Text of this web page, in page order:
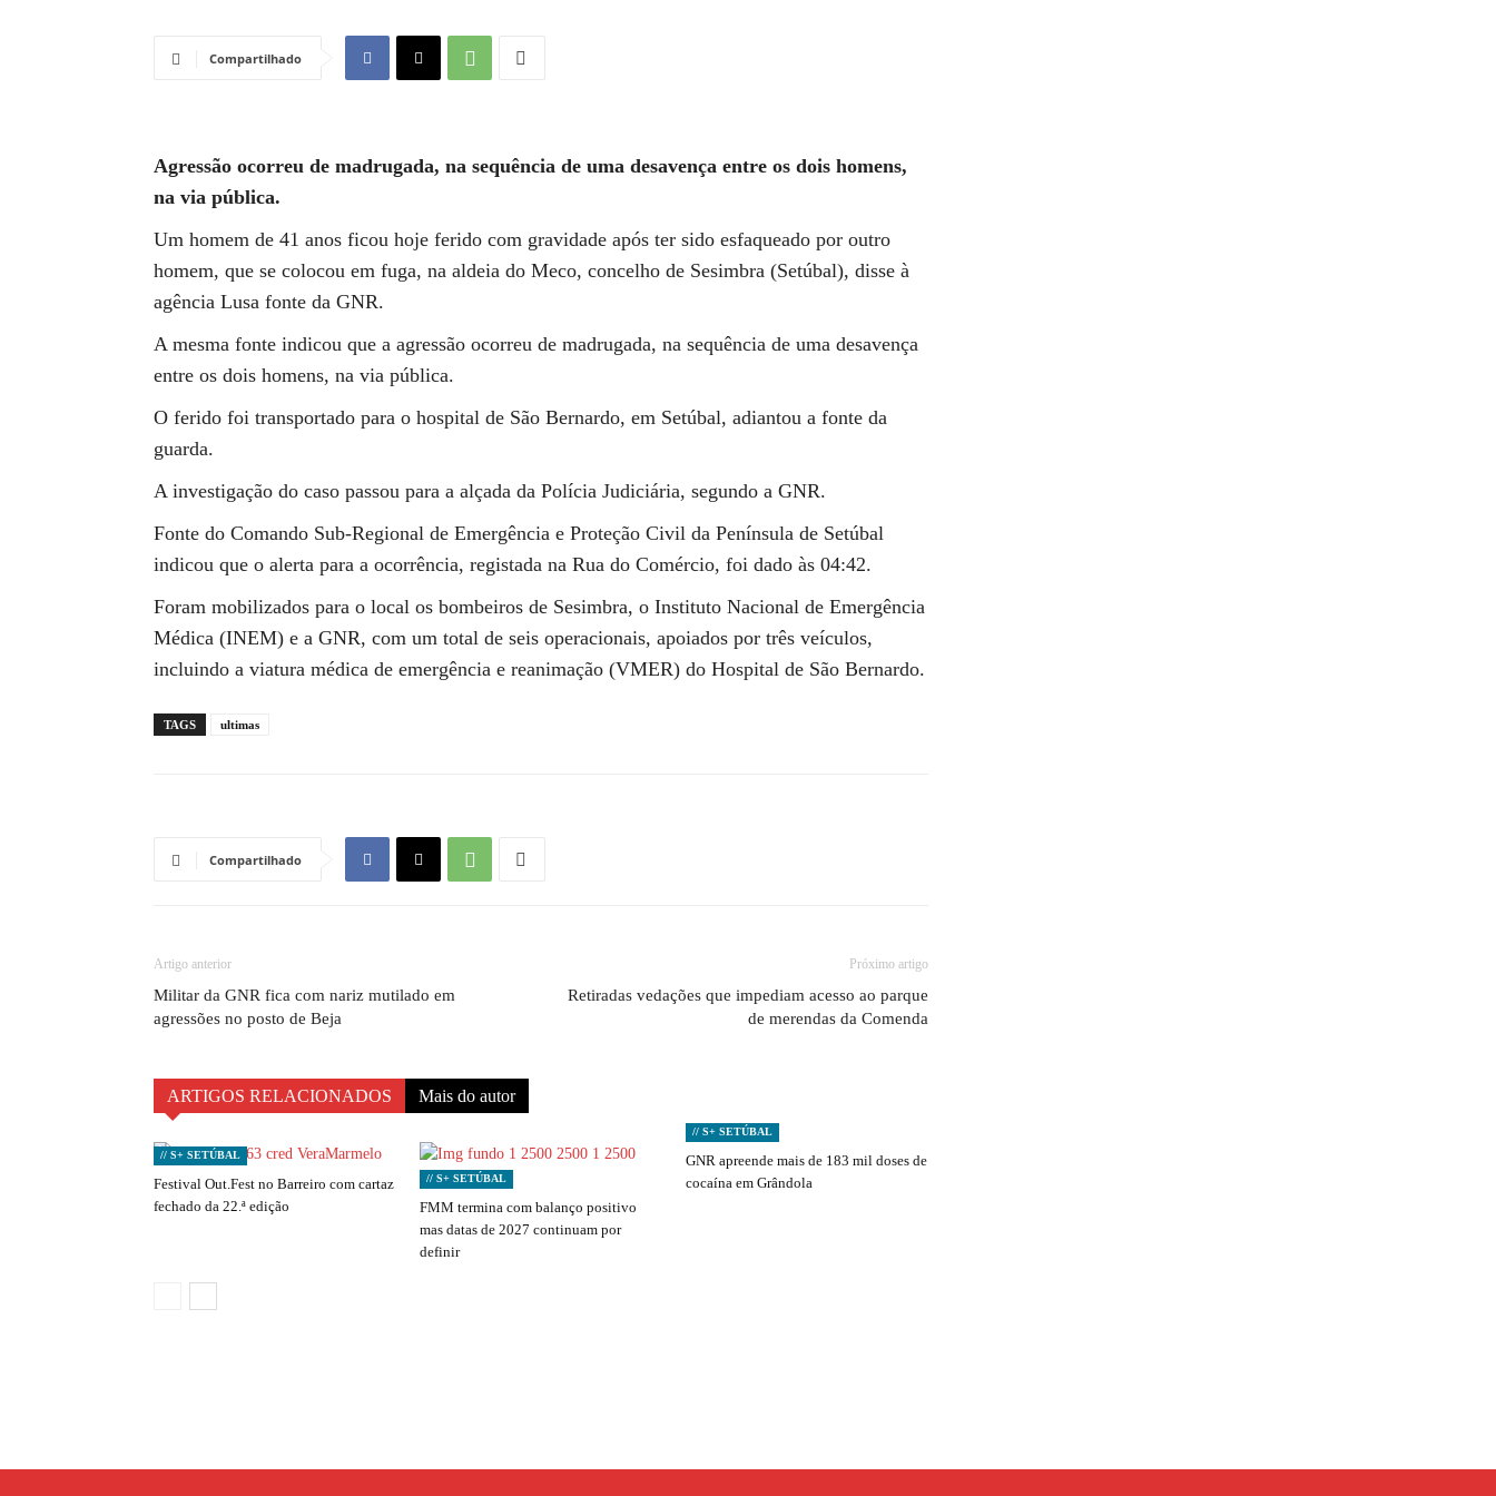
Compartilhado
Agressão ocorreu de madrugada, na sequência de uma desavença entre os dois homens,
na via pública.
Um homem de 41 anos ficou hoje ferido com gravidade após ter sido esfaqueado por outro
homem, que se colocou em fuga, na aldeia do Meco, concelho de Sesimbra (Setúbal), disse à
agência Lusa fonte da GNR.
A mesma fonte indicou que a agressão ocorreu de madrugada, na sequência de uma desavença
entre os dois homens, na via pública.
O ferido foi transportado para o hospital de São Bernardo, em Setúbal, adiantou a fonte da
guarda.
A investigação do caso passou para a alçada da Polícia Judiciária, segundo a GNR.
Fonte do Comando Sub-Regional de Emergência e Proteção Civil da Península de Setúbal
indicou que o alerta para a ocorrência, registada na Rua do Comércio, foi dado às 04:42.
Foram mobilizados para o local os bombeiros de Sesimbra, o Instituto Nacional de Emergência
Médica (INEM) e a GNR, com um total de seis operacionais, apoiados por três veículos,
incluindo a viatura médica de emergência e reanimação (VMER) do Hospital de São Bernardo.
TAGS ultimas
Compartilhado
Artigo anterior
Militar da GNR fica com nariz mutilado em
agressões no posto de Beja
Próximo artigo
Retiradas vedações que impediam acesso ao parque
de merendas da Comenda
ARTIGOS RELACIONADOS Mais do autor
// S+ SETÚBAL
Festival Out.Fest no Barreiro com cartaz
fechado da 22.ª edição
// S+ SETÚBAL
FMM termina com balanço positivo
mas datas de 2027 continuam por
definir
// S+ SETÚBAL
GNR apreende mais de 183 mil doses de
cocaína em Grândola